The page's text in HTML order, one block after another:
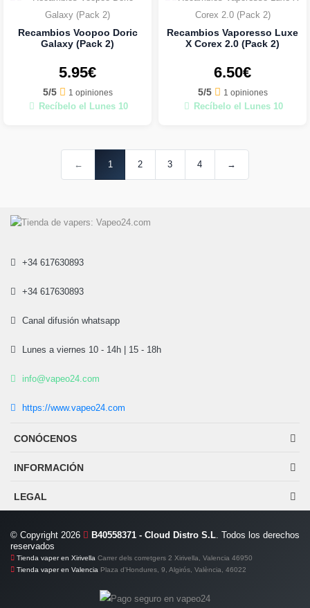
Recambios Voopoo Doric
Galaxy (Pack 2)
5.95€
5/5 1 opiniones
Recíbelo el Lunes 10
Recambios Vaporesso Luxe
X Corex 2.0 (Pack 2)
6.50€
5/5 1 opiniones
Recíbelo el Lunes 10
← 1 2 3 4 →
+34 617630893
+34 617630893
Canal difusión whatsapp
Lunes a viernes 10 - 14h | 15 - 18h
info@vapeo24.com
https://www.vapeo24.com
CONÓCENOS
INFORMACIÓN
LEGAL
© Copyright 2026 B40558371 - Cloud Distro S.L. Todos los derechos
reservados
Tienda vaper en Xirivella Carrer dels corretgers 2 Xirivella, Valencia 46950
Tienda vaper en Valencia Plaza d'Hondures, 9, Algirós, València, 46022